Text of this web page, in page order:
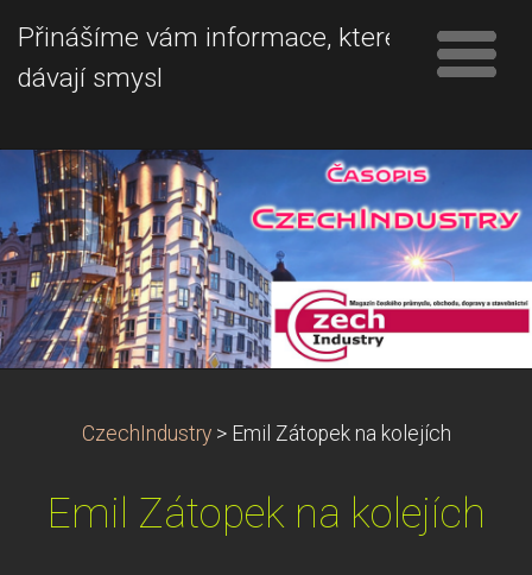
Přinášíme vám informace, které
dávají smysl
CzechIndustry > Emil Zátopek na kolejích
Emil Zátopek na kolejích